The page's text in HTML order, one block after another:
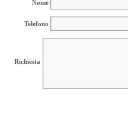
Nome
Telefono
Richiesta